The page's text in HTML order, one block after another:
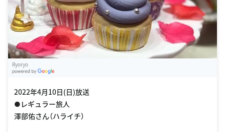
Ryoryo
2022年4月10日(日)放送
●レギュラー旅人
澤部佑さん（ハライチ）